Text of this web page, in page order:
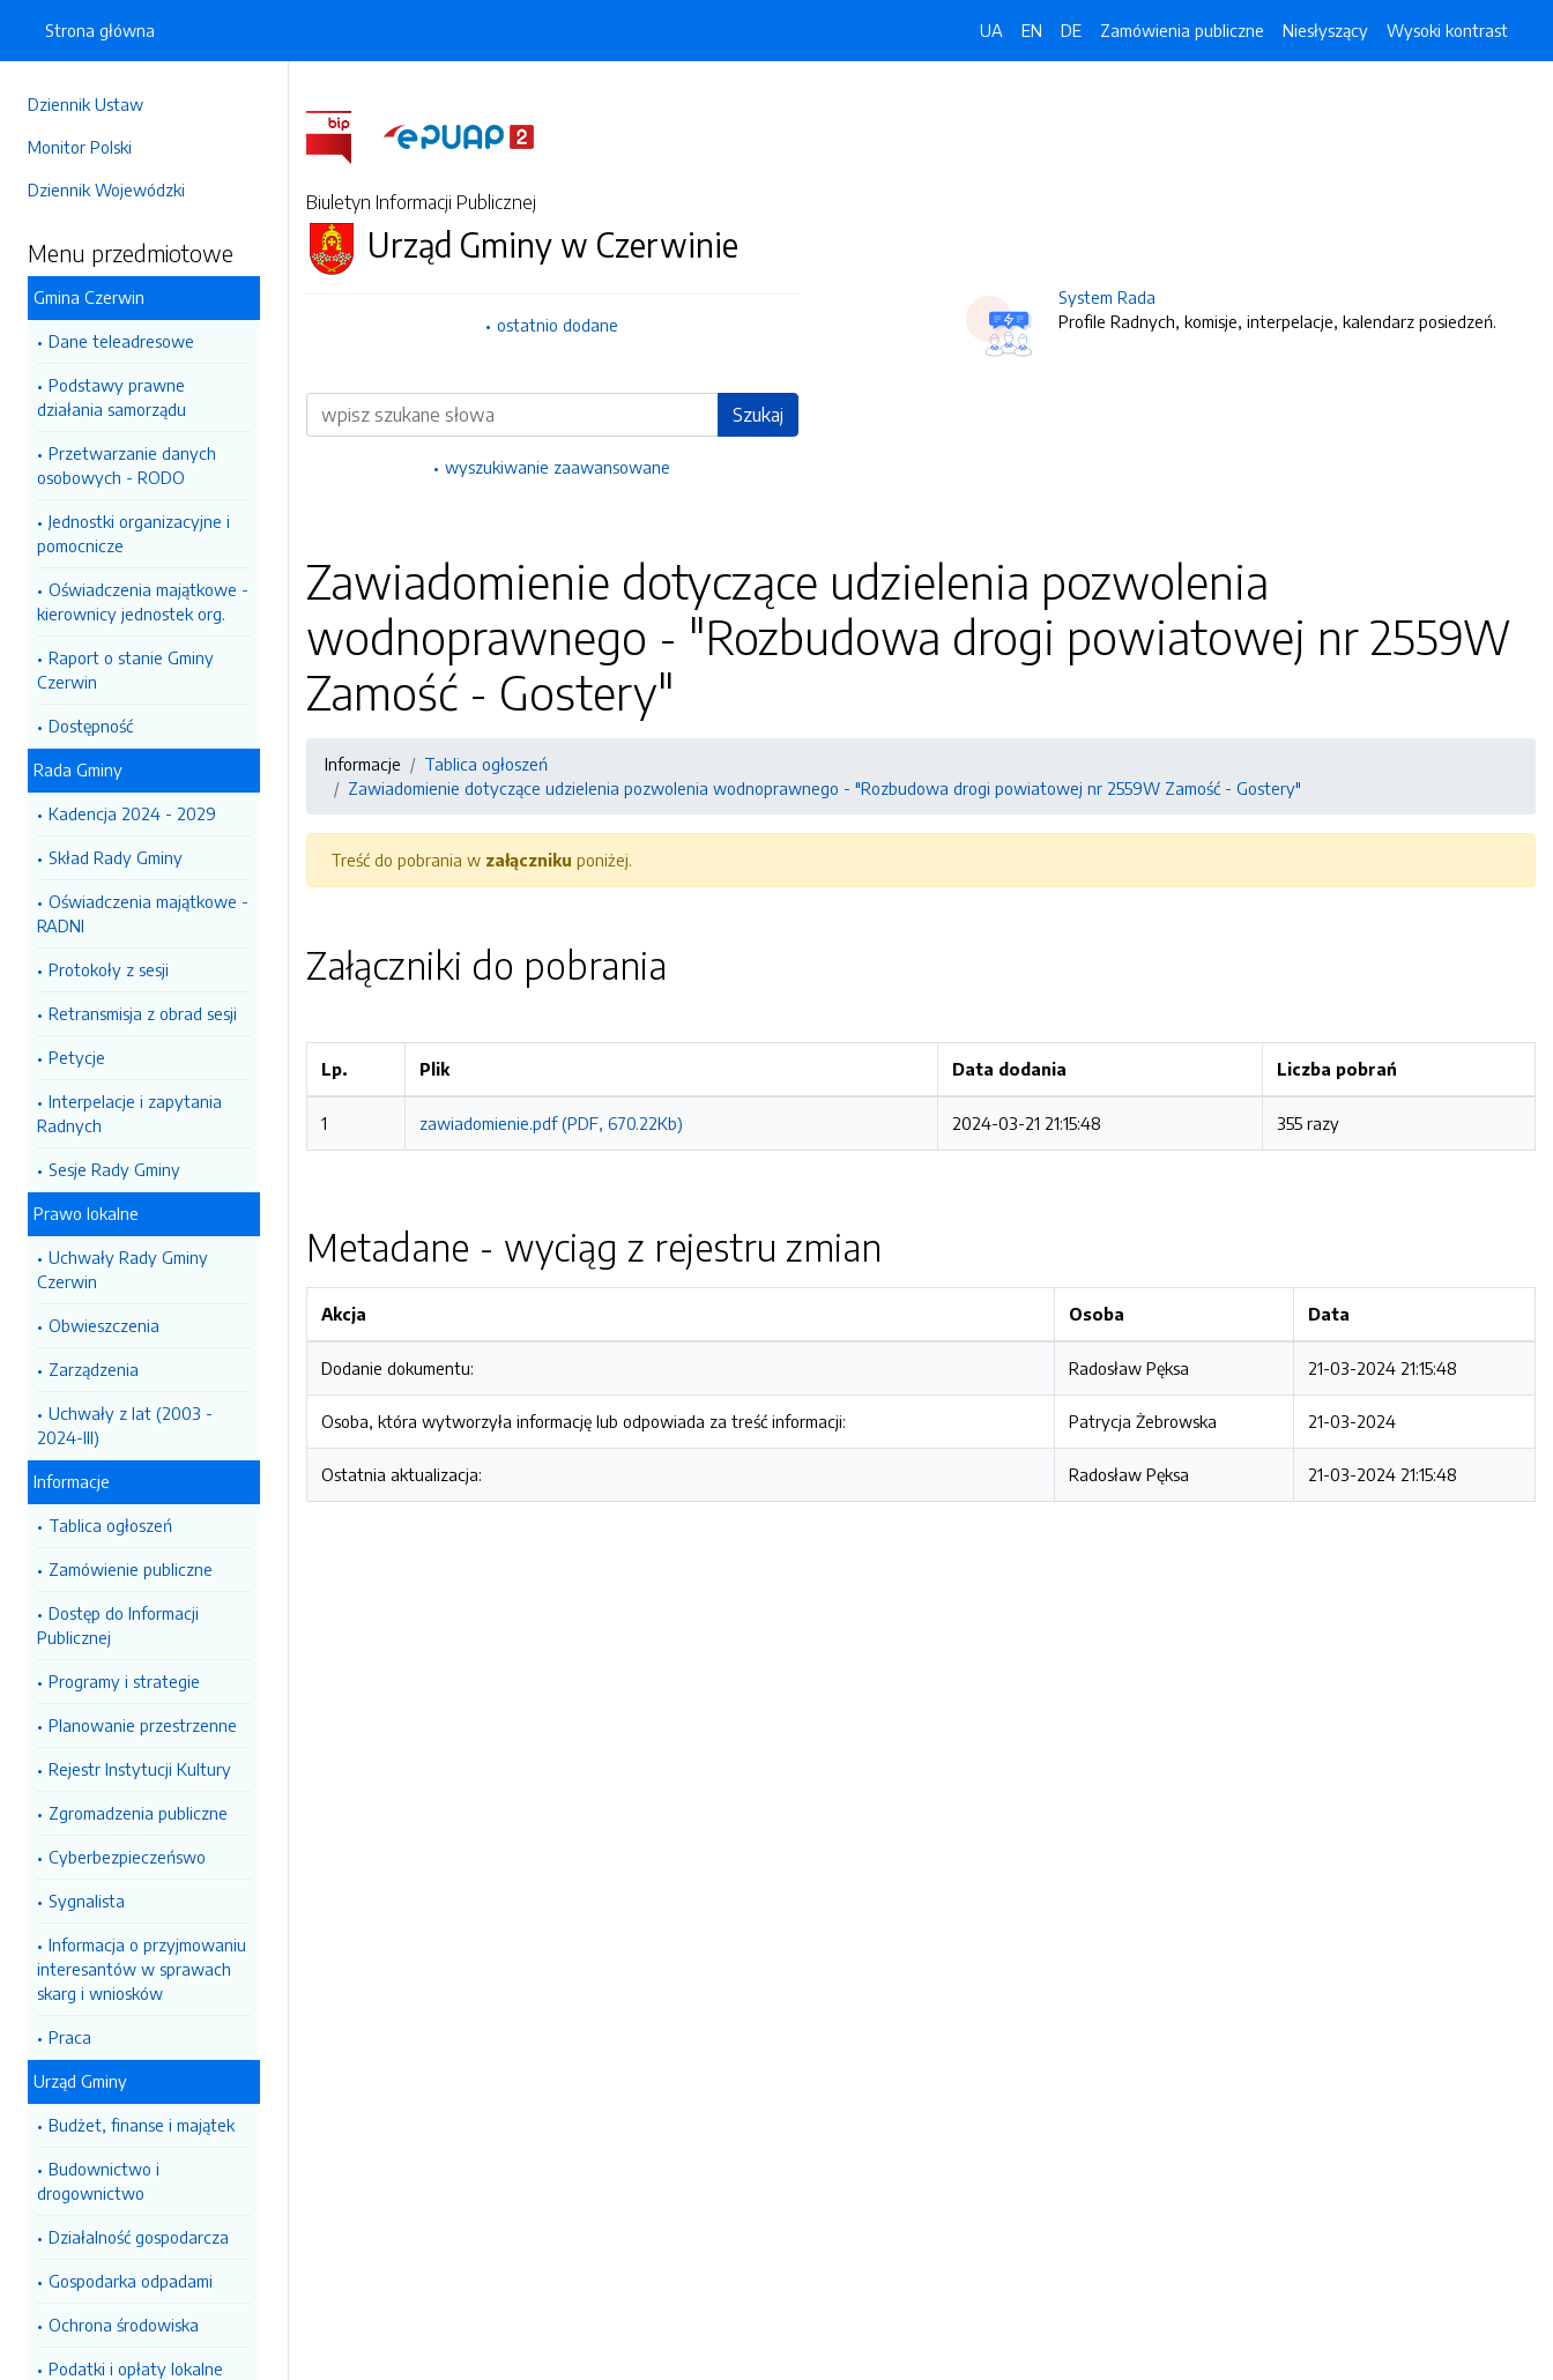
Dziennik Ustaw
Monitor Polski
Dziennik Wojewódzki
Menu przedmiotowe
Gmina Czerwin
Dane teleadresowe
Podstawy prawne
działania samorządu
Przetwarzanie danych
osobowych - RODO
Jednostki organizacyjne i
pomocnicze
Oświadczenia majątkowe -
kierownicy jednostek org.
Raport o stanie Gminy
Czerwin
Dostępność
Rada Gminy
Kadencja 2024 - 2029
Skład Rady Gminy
Oświadczenia majątkowe -
RADNI
Protokoły z sesji
Retransmisja z obrad sesji
Petycje
Interpelacje i zapytania
Radnych
Sesje Rady Gminy
Prawo lokalne
Uchwały Rady Gminy
Czerwin
Obwieszczenia
Zarządzenia
Uchwały z lat (2003 -
2024-III)
Informacje
Tablica ogłoszeń
Zamówienie publiczne
Dostęp do Informacji
Publicznej
Programy i strategie
Planowanie przestrzenne
Rejestr Instytucji Kultury
Zgromadzenia publiczne
Cyberbezpieczeńswo
Sygnalista
Informacja o przyjmowaniu
interesantów w sprawach
skarg i wniosków
Praca
Urząd Gminy
Budżet, finanse i majątek
Budownictwo i
drogownictwo
Działalność gospodarcza
Gospodarka odpadami
Ochrona środowiska
Podatki i opłaty lokalne
Strona główna UA EN DE Zamówienia publiczne Niesłyszący Wysoki kontrast
Biuletyn Informacji Publicznej
Urząd Gminy w Czerwinie
ostatnio dodane
Wyszukiwarka Szukaj
wyszukiwanie zaawansowane
System Rada
Profile Radnych, komisje, interpelacje, kalendarz posiedzeń.
Zawiadomienie dotyczące udzielenia pozwolenia
wodnoprawnego - "Rozbudowa drogi powiatowej nr 2559W
Zamość - Gostery"
Informacje
Tablica ogłoszeń
Zawiadomienie dotyczące udzielenia pozwolenia wodnoprawnego - "Rozbudowa drogi powiatowej nr 2559W Zamość - Gostery"
Treść do pobrania w załączniku poniżej.
Załączniki do pobrania
Lp. Plik Data dodania Liczba pobrań
1 zawiadomienie.pdf (PDF, 670.22Kb) 2024-03-21 21:15:48 355 razy
Metadane - wyciąg z rejestru zmian
Akcja Osoba Data
Dodanie dokumentu: Radosław Pęksa 21-03-2024 21:15:48
Osoba, która wytworzyła informację lub odpowiada za treść informacji: Patrycja Żebrowska 21-03-2024
Ostatnia aktualizacja: Radosław Pęksa 21-03-2024 21:15:48